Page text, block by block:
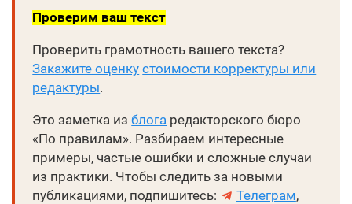
Проверим ваш текст
Проверить грамотность вашего текста?
Закажите оценку стоимости корректуры или
редактуры.
Это заметка изблога редакторского бюро
«По правилам». Разбираем интересные
примеры, частые ошибки и сложные случаи
из практики. Чтобы следить за новыми
публикациями, подпишитесь:
Телеграм,